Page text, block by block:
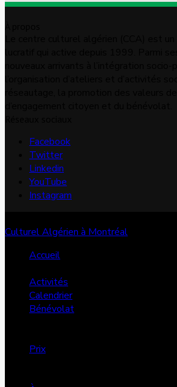
Facebook
Twitter
Linkedin
YouTube
Instagram
Culturel Algérien à Montréal
Accueil
Activités
Calendrier
Bénévolat
Prix